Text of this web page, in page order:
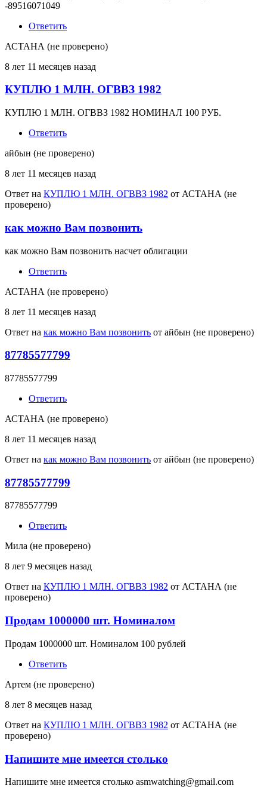
-89516071049
Ответить
АСТАНА (не проверено)
8 лет 11 месяцев назад
КУПЛЮ 1 МЛН. ОГВВЗ 1982
КУПЛЮ 1 МЛН. ОГВВЗ 1982 НОМИНАЛ 100 РУБ.
Ответить
айбын (не проверено)
8 лет 11 месяцев назад
Ответ на КУПЛЮ 1 МЛН. ОГВВЗ 1982 от АСТАНА (не
проверено)
как можно Вам позвонить
как можно Вам позвонить насчет облигации
Ответить
АСТАНА (не проверено)
8 лет 11 месяцев назад
Ответ на как можно Вам позвонить от айбын (не проверено)
87785577799
87785577799
Ответить
АСТАНА (не проверено)
8 лет 11 месяцев назад
Ответ на как можно Вам позвонить от айбын (не проверено)
87785577799
87785577799
Ответить
Мила (не проверено)
8 лет 9 месяцев назад
Ответ на КУПЛЮ 1 МЛН. ОГВВЗ 1982 от АСТАНА (не
проверено)
Продам 1000000 шт. Номиналом
Продам 1000000 шт. Номиналом 100 рублей
Ответить
Артем (не проверено)
8 лет 8 месяцев назад
Ответ на КУПЛЮ 1 МЛН. ОГВВЗ 1982 от АСТАНА (не
проверено)
Напишите мне имеется столько
Напишите мне имеется столько asmwatching@gmail.com